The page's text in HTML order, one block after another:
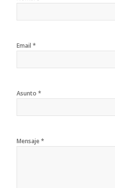
Email *
Asunto *
Mensaje *